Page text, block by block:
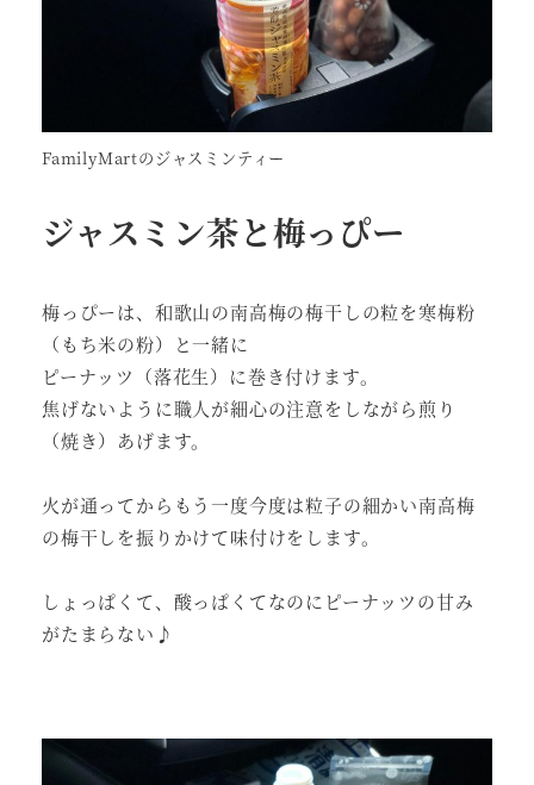
FamilyMartのジャスミンティー
ジャスミン茶と梅っぴー
梅っぴーは、和歌山の南高梅の梅干しの粒を寒梅粉
（もち米の粉）と一緒に
ピーナッツ（落花生）に巻き付けます。
焦げないように職人が細心の注意をしながら煎り
（焼き）あげます。
火が通ってからもう一度今度は粒子の細かい南高梅
の梅干しを振りかけて味付けをします。
しょっぱくて、酸っぱくてなのにピーナッツの甘み
がたまらない♪